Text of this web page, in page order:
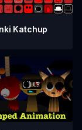
Katchup